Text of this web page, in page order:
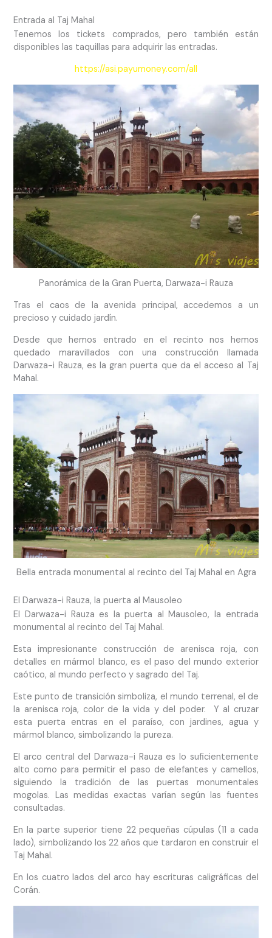
Entrada al Taj Mahal
Tenemos los tickets comprados, pero también están
disponibles las taquillas para adquirir las entradas.
https://asi.payumoney.com/all
Panorámica de la Gran Puerta, Darwaza-i Rauza
Tras el caos de la avenida principal, accedemos a un
precioso y cuidado jardín.
Desde que hemos entrado en el recinto nos hemos
quedado maravillados con una construcción llamada
Darwaza-i Rauza, es la gran puerta que da el acceso al Taj
Mahal.
Bella entrada monumental al recinto del Taj Mahal en Agra
El Darwaza-i Rauza, la puerta al Mausoleo
El Darwaza-i Rauza es la puerta al Mausoleo, la entrada
monumental al recinto del Taj Mahal.
Esta impresionante construcción de arenisca roja, con
detalles en mármol blanco, es el paso del mundo exterior
caótico, al mundo perfecto y sagrado del Taj.
Este punto de transición simboliza, el mundo terrenal, el de
la arenisca roja, color de la vida y del poder. Y al cruzar
esta puerta entras en el paraíso, con jardines, agua y
mármol blanco, simbolizando la pureza.
El arco central del Darwaza-i Rauza es lo suficientemente
alto como para permitir el paso de elefantes y camellos,
siguiendo la tradición de las puertas monumentales
mogolas. Las medidas exactas varían según las fuentes
consultadas.
En la parte superior tiene 22 pequeñas cúpulas (11 a cada
lado), simbolizando los 22 años que tardaron en construir el
Taj Mahal.
En los cuatro lados del arco hay escrituras caligráficas del
Corán.